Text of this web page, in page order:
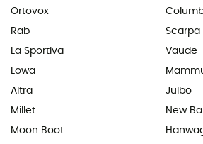
Ortovox
Rab
La Sportiva
Lowa
Altra
Millet
Moon Boot
Scarpa
Vaude
Julbo
New